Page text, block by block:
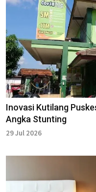
Inovasi Kutilang
Angka Stunting
29 Jul 2026